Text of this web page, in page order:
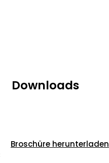
Downloads
Broschüre herunterladen